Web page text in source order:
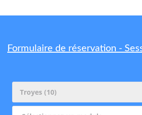
Formulaire de réservation -